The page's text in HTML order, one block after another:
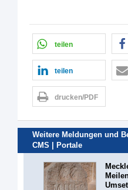
teilen
teilen
drucken/PDF
Weitere Meldungen und
CMS | Portale